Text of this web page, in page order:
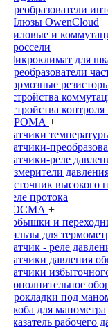
Преобразователи
Шлюзы OwenCloud
Силовые и
Дроссели
Микроклимат для
Преобразователи
Тормозные
Устройства
Устройства
ПРОМА +
Датчики
Датчики-
Датчики-реле
Измерители
Источник высокого
Реле протока
РОСМА +
Бобышки и
Гильзы для
Датчик - реле
Датчики
Датчики
Дополнительное
Прокладки под
Скоба для манометра
Указатель рабочего